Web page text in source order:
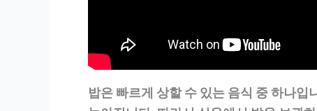
밥은 빠르게 상할 수 있는 음식 중 하나